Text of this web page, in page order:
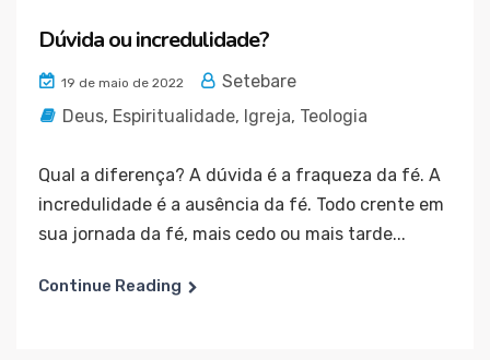
Dúvida ou incredulidade?
19 de maio de 2022
Setebare
Deus, Espiritualidade, Igreja, Teologia
Qual a diferença? A dúvida é a fraqueza da fé. A
incredulidade é a ausência da fé. Todo crente em
sua jornada da fé, mais cedo ou mais tarde...
Continue Reading